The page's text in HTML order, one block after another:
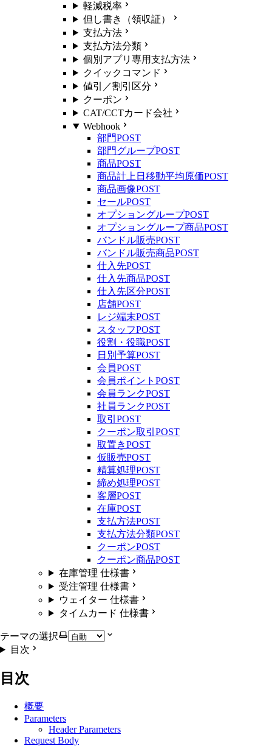
軽減税率
但し書き（領収証）
支払方法
支払方法分類
個別アプリ専用支払方法
クイックコマンド
値引／割引区分
クーポン
CAT/CCTカード会社
Webhook
部門POST
部門グループPOST
商品POST
商品計上日移動平均原価POST
商品画像POST
セールPOST
オプショングループPOST
オプショングループ商品POST
バンドル販売POST
バンドル販売商品POST
仕入先POST
仕入先商品POST
仕入先区分POST
店舗POST
レジ端末POST
スタッフPOST
役割・役職POST
日別予算POST
会員POST
会員ポイント POST
会員ランクPOST
社員ランクPOST
取引 POST
クーポン取引 POST
取置きPOST
仮販売POST
精算処理POST
締め処理POST
客層POST
在庫POST
支払方法POST
支払方法分類POST
クーポンPOST
クーポン商品POST
在庫管理 仕様書
受注管理 仕様書
ウェイター 仕様書
タイムカード 仕様書
テーマの選択
目次
目次
概要
Parameters
Header Parameters
Request Body